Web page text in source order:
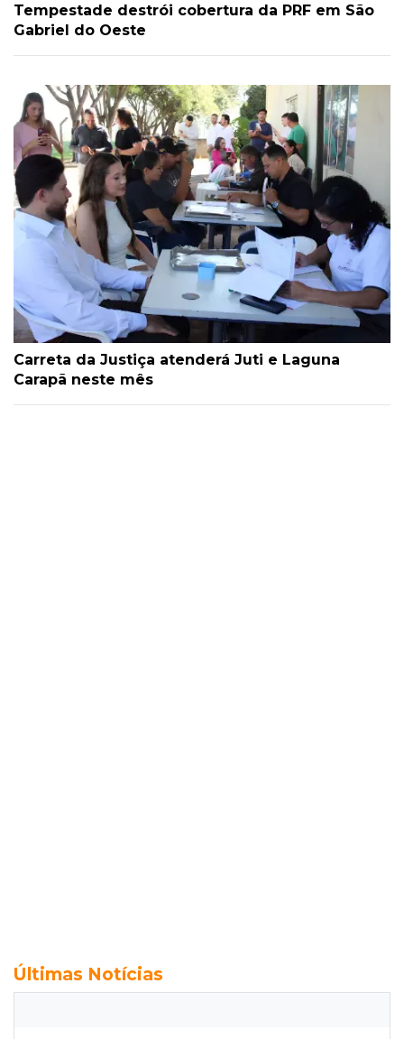
Tempestade destrói cobertura da PRF em São
Gabriel do Oeste
Carreta da Justiça atenderá Juti e Laguna
Carapã neste mês
Últimas Notícias